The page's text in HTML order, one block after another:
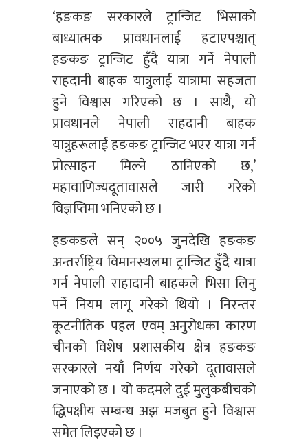
‘हङकङ सरकारले ट्रान्जिट भिसाको
बाध्यात्मक प्रावधानलाई हटाएपश्चात्
हङकङ ट्रान्जिट हुँदै यात्रा गर्ने नेपाली
राहदानी बाहक यात्रुलाई यात्रामा सहजता
हुने विश्वास गरिएको छ । साथै, यो
प्रावधानले नेपाली राहदानी बाहक
यात्रुहरूलाई हङकङ ट्रान्जिट भएर यात्रा गर्न
प्रोत्साहन मिल्ने ठानिएको छ,’
महावाणिज्यदूतावासले जारी गरेको
विज्ञप्तिमा भनिएको छ ।
हङकङले सन् २००५ जुनदेखि हङकङ
अन्तर्राष्ट्रिय विमानस्थलमा ट्रान्जिट हुँदै यात्रा
गर्न नेपाली राहादानी बाहकले भिसा लिनु
पर्ने नियम लागू गरेको थियो । निरन्तर
कूटनीतिक पहल एवम् अनुरोधका कारण
चीनको विशेष प्रशासकीय क्षेत्र हङकङ
सरकारले नयाँ निर्णय गरेको दूतावासले
जनाएको छ । यो कदमले दुई मुलुकबीचको
द्धिपक्षीय सम्बन्ध अझ मजबुत हुने विश्वास
समेत लिइएको छ ।